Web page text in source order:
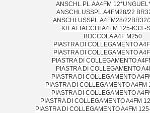
ANSCHL.PL.AA4FM
ANSCHLUSSPL.A4FM28/22
ANSCHLUSSPL.A4FM28/22BR32/
KIT ATTACCHI A4FM 125-K33 -
BOCCOLA A4F M250
PIASTRA DI COLLEGAMENTO
PIASTRA DI COLLEGAMENTO
PIASTRA DI COLLEGAMENTO
PIASTRA DI COLLEGAMENTO
PIASTRA DI COLLEGAMENTO
PIASTRA DI COLLEGAMENTO A4FM
PIASTRA DI COLLEGAMENTO
PIASTRA DI COLLEGAMENTO A4FM
PIASTRA DI COLLEGAMENTO A4FM